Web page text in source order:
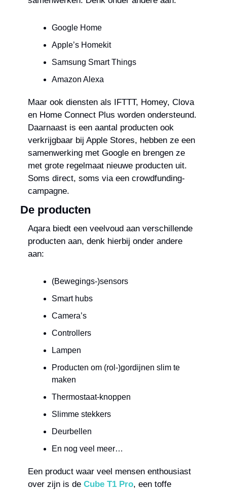
Google Home
Apple’s Homekit
Samsung Smart Things
Amazon Alexa
Maar ook diensten als IFTTT, Homey, Clova
en Home Connect Plus worden ondersteund.
Daarnaast is een aantal producten ook
verkrijgbaar bij Apple Stores, hebben ze een
samenwerking met Google en brengen ze
met grote regelmaat nieuwe producten uit.
Soms direct, soms via een crowdfunding-
campagne.
De producten
Aqara biedt een veelvoud aan verschillende
producten aan, denk hierbij onder andere
aan:
(Bewegings-)sensors
Smart hubs
Camera’s
Controllers
Lampen
Producten om (rol-)gordijnen slim te
maken
Thermostaat-knoppen
Slimme stekkers
Deurbellen
En nog veel meer…
Een product waar veel mensen enthousiast
over zijn is de Cube T1 Pro, een toffe